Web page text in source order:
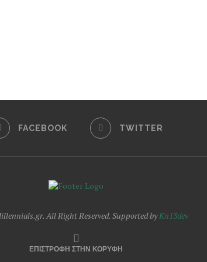
FACEBOOK TWITTER
All Right Reserved. Supported byKn13dev
ΕΠΙΣΤΡΟΦΗ ΣΤΗΝ ΚΟΡΥΦΗ